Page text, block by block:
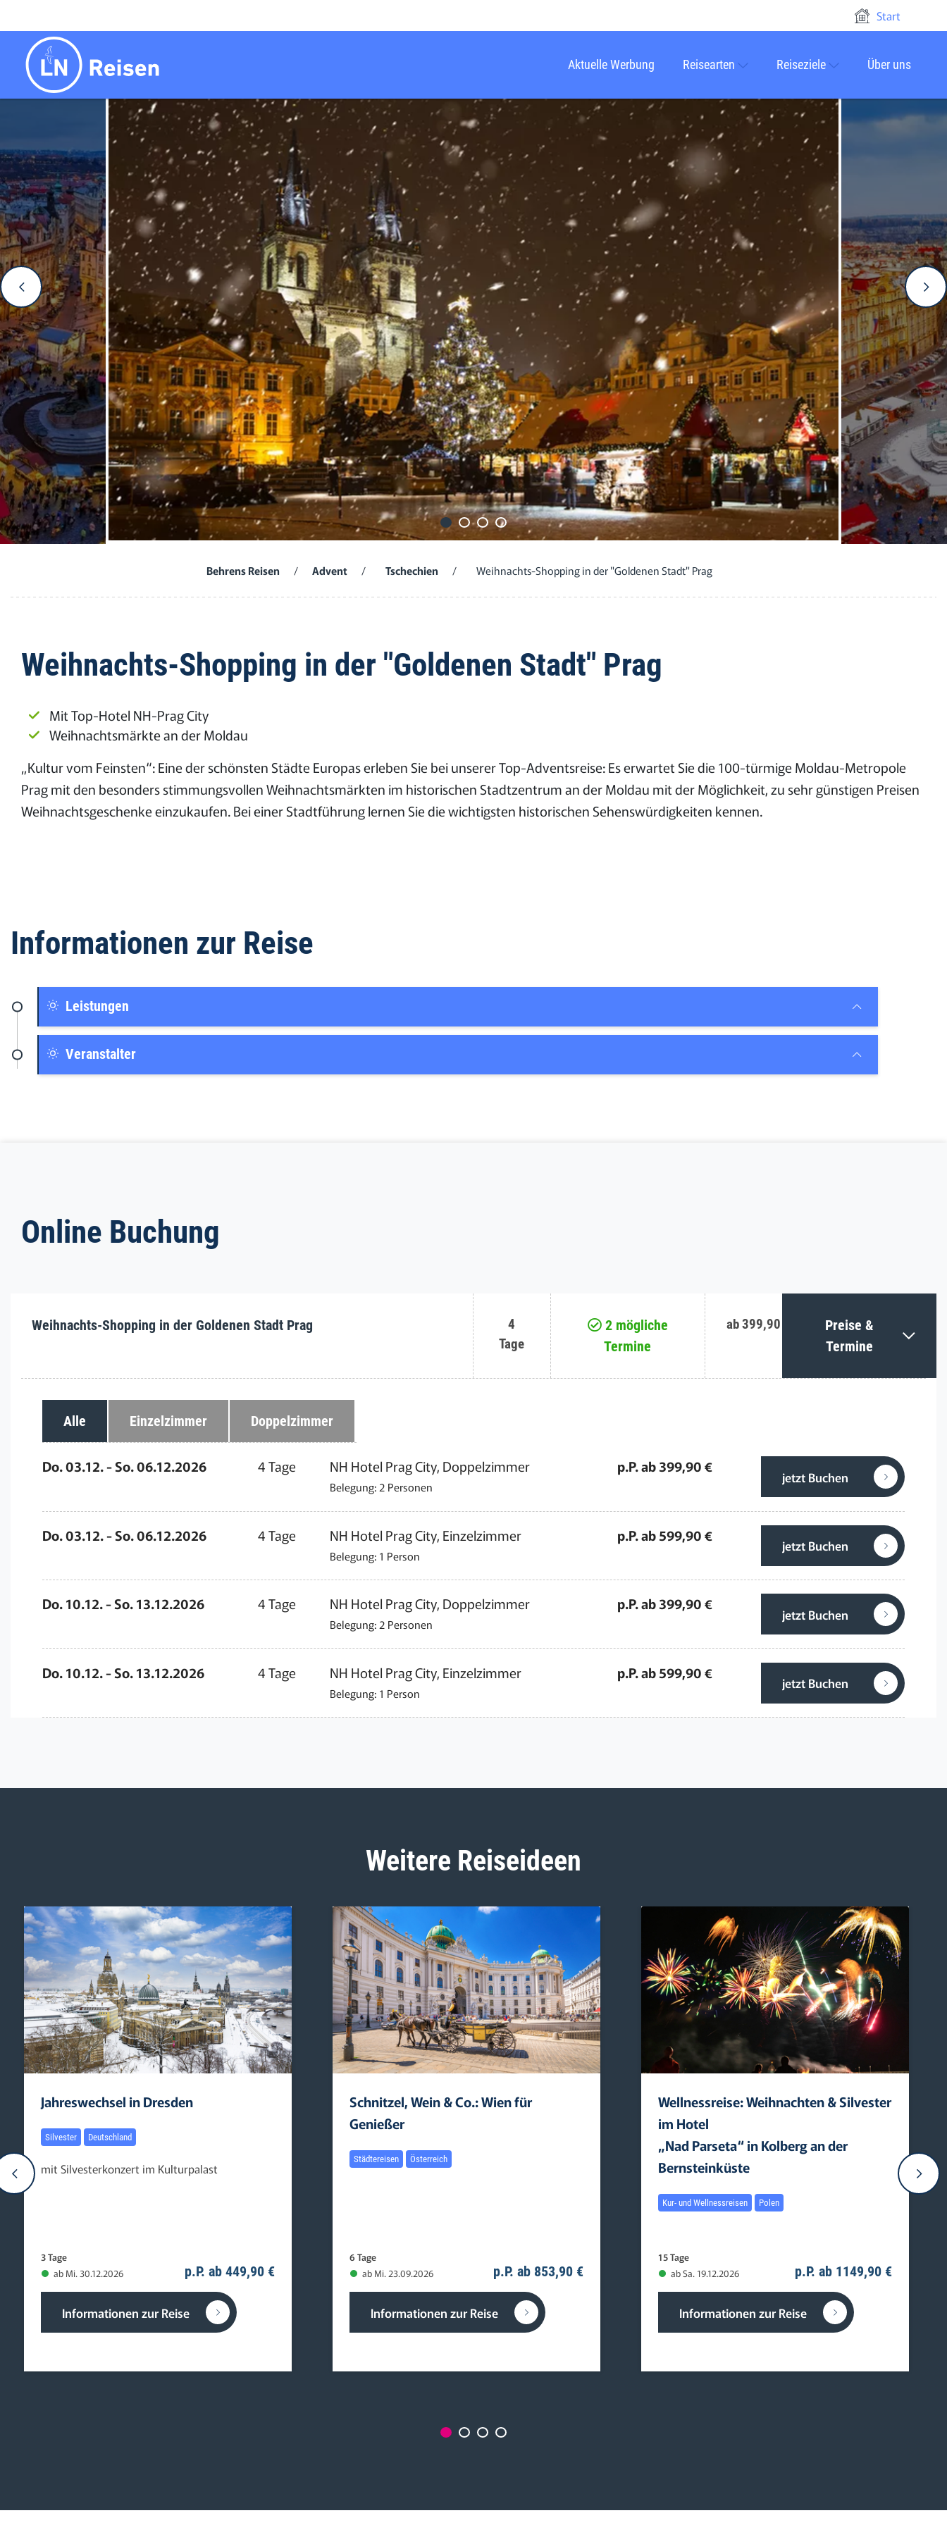
Start
Aktuelle Werbung Reisearten Reiseziele Über uns
Behrens Reisen / Advent / Tschechien / Weihnachts-Shopping in der "Goldenen Stadt" Prag
Weihnachts-Shopping in der "Goldenen Stadt" Prag
Mit Top-Hotel NH-Prag City
Weihnachtsmärkte an der Moldau
„Kultur vom Feinsten“: Eine der schönsten Städte Europas erleben Sie bei unserer Top-Adventsreise: Es erwartet Sie die 100-türmige Moldau-Metropole
Prag mit den besonders stimmungsvollen Weihnachtsmärkten im historischen Stadtzentrum an der Moldau mit der Möglichkeit, zu sehr günstigen Preisen
Weihnachtsgeschenke einzukaufen. Bei einer Stadtführung lernen Sie die wichtigsten historischen Sehenswürdigkeiten kennen.
Informationen zur Reise
Leistungen
Veranstalter
Online Buchung
Weihnachts-Shopping in der Goldenen Stadt Prag
4
Tage
2 mögliche
Termine
ab 399,90 €
Preise &
Termine
Alle Einzelzimmer Doppelzimmer
Do. 03.12. - So. 06.12.2026 4 Tage NH Hotel Prag City, Doppelzimmer
Belegung: 2 Personen
p.P. ab 399,90 €
jetzt Buchen
Do. 03.12. - So. 06.12.2026 4 Tage NH Hotel Prag City, Einzelzimmer
Belegung: 1 Person
p.P. ab 599,90 €
jetzt Buchen
Do. 10.12. - So. 13.12.2026 4 Tage NH Hotel Prag City, Doppelzimmer
Belegung: 2 Personen
p.P. ab 399,90 €
jetzt Buchen
Do. 10.12. - So. 13.12.2026 4 Tage NH Hotel Prag City, Einzelzimmer
Belegung: 1 Person
p.P. ab 599,90 €
jetzt Buchen
Weitere Reiseideen
Jahreswechsel in Dresden
Silvester Deutschland
mit Silvesterkonzert im Kulturpalast
3 Tage
ab Mi. 30.12.2026
p.P. ab 449,90 €
Informationen zur Reise
Schnitzel, Wein & Co.: Wien für
Genießer
Städtereisen Österreich
6 Tage
ab Mi. 23.09.2026
p.P. ab 853,90 €
Informationen zur Reise
Wellnessreise: Weihnachten & Silvester
im Hotel ­
„Nad Parseta“ in Kolberg an der
Bernsteinküste
Kur- und Wellnessreisen Polen
15 Tage
ab Sa. 19.12.2026
p.P. ab 1149,90 €
Informationen zur Reise